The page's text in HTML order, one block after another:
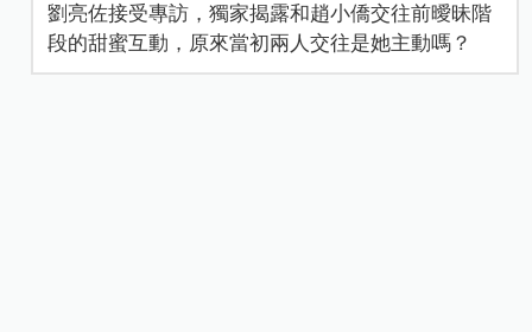
劉亮佐接受專訪，獨家揭露和趙小僑交往前曖昧階
段的甜蜜互動，原來當初兩人交往是她主動嗎？